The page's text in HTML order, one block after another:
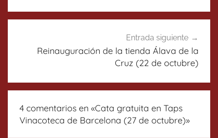
Entrada siguiente
Reinauguración de la tienda Álava de la
Cruz (22 de octubre)
4 comentarios en «Cata gratuita en Taps
Vinacoteca de Barcelona (27 de octubre)»